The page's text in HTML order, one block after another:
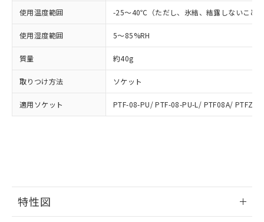
使用温度範囲 -25～40℃（ただし、氷結、結露しないこと
使用湿度範囲 5～85%RH
質量 約40g
取りつけ方法 ソケット
適用ソケット PTF-08-PU/ PTF-08-PU-L/ PTF08A/ PTFZ-
特性図
在庫状況および標準価格結果を当社の
事前の承諾なく第三者に漏洩または開
示しないようお願いします。
マイパーツ機能（部品リスト作成サー
ビス）をご利用いただくには、I-Web
メンバーズにご登録されている必要が
お客様が当ウェブサイト上で当社にご
登録された部品リストについて、当社
※2 対応予定月
部品在庫の切り替え状況などにより、予定
月が前後することがあります。
※3 非含有証明書ダウンロード
※本証明書は発行日時点で非含有を証明す
るもので、過去に遡って非含有を証明する
ものではありません。
「ｅ」：有害物質（10物質）のすべてが基
「10」：通常の使用状況下において有害物
質が外部に漏えいし、環境に深刻な影響を
及ぼさない年数を意味します。
「－」：未確認です。当社販売部門へお問
い合わせください。
場合は、上記1、2および3の内容を当
該第三者に通知します。また当社は、
法に輸出するおそれがある場合は、取
り引きをいたしません。
機器販売店・当社販売員にご確
受注生産機種、また在庫状況の
情報を公開していない機種